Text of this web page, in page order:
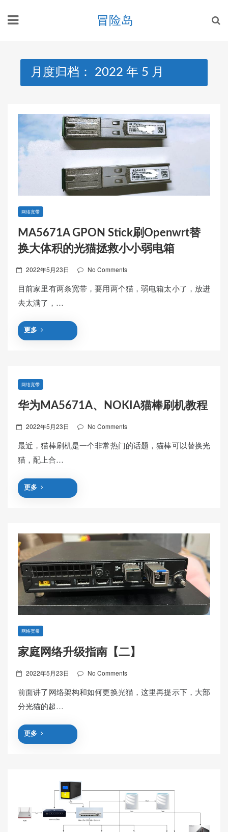
冒险岛
月度归档： 2022 年 5 月
网络宽带
MA5671A GPON Stick刷Openwrt替
换大体积的光猫拯救小小弱电箱
Posted
2022年5月23日 No Comments
目前家里有两条宽带，要用两个猫，弱电箱太小了，放进
去太满了，…
更多
网络宽带
华为MA5671A、NOKIA猫棒刷机教程
Posted
2022年5月23日 No Comments
最近，猫棒刷机是一个非常热门的话题，猫棒可以替换光
猫，配上合…
更多
网络宽带
家庭网络升级指南【二】
Posted
2022年5月23日 No Comments
前面讲了网络架构和如何更换光猫，这里再提示下，大部
分光猫的超…
更多